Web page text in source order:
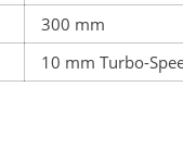
300 mm
10 mm Turbo-